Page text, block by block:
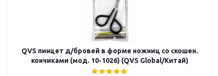
QVS пинцет д/бровей в форме ножниц со скошен.
кончиками (мод. 10-1026) (QVS Global/Китай)